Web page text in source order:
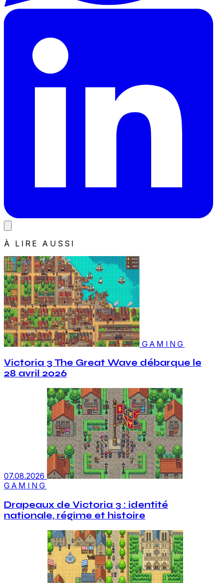
À LIRE AUSSI
GAMING
Victoria 3 The Great Wave débarque le
28 avril 2026
07.08.2026
GAMING
Drapeaux de Victoria 3 : identité
nationale, régime et histoire